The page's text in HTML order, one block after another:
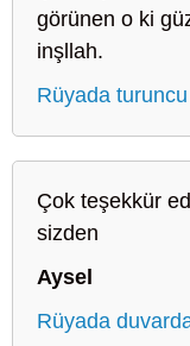
görünen o ki
inşllah.
Rüyada
Çok teşekkür
sizden
Aysel
Rüyada